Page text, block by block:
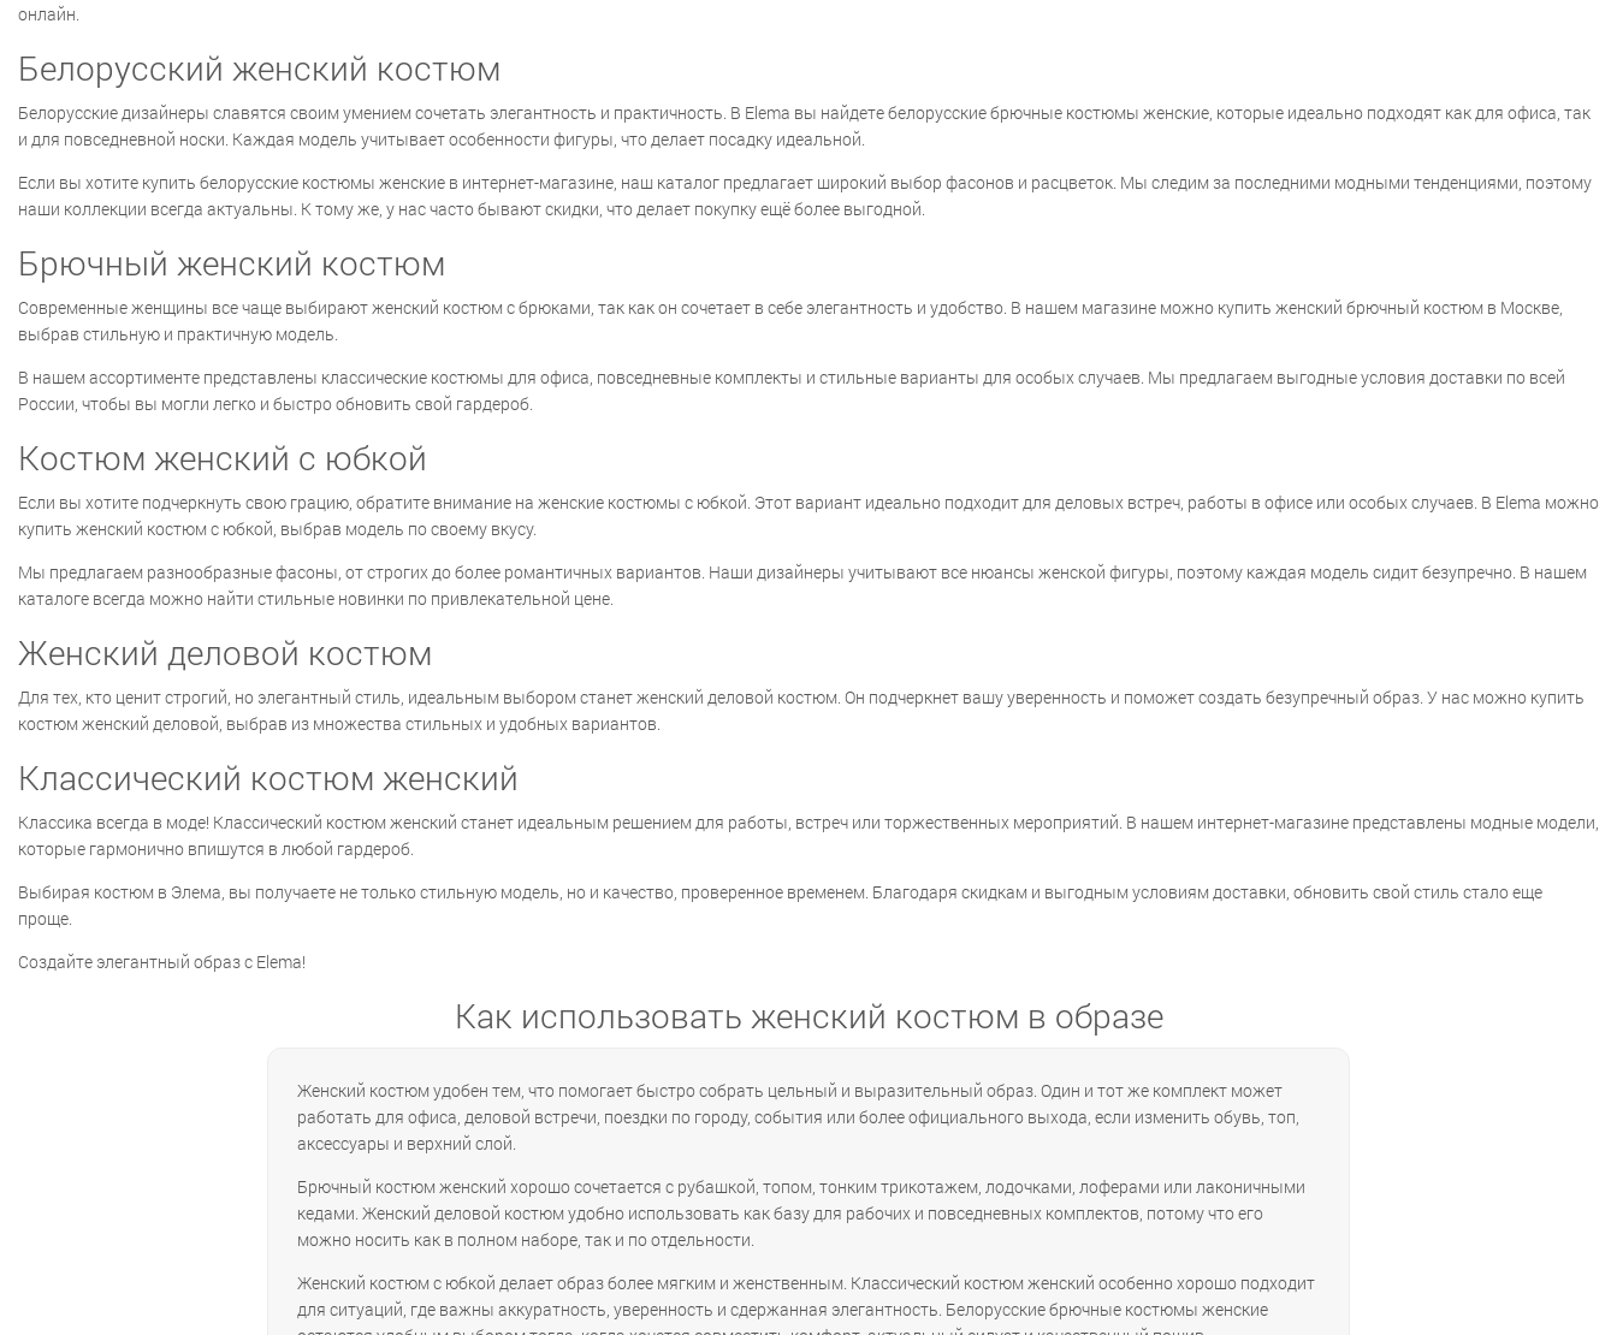
онлайн.
Белорусский женский костюм
Белорусские дизайнеры славятся своим умением сочетать элегантность и практичность. В Elema вы найдете белорусские брючные костюмы женские, которые идеально подходят как для офиса, так
и для повседневной носки. Каждая модель учитывает особенности фигуры, что делает посадку идеальной.
Если вы хотите купить белорусские костюмы женские в интернет-магазине, наш каталог предлагает широкий выбор фасонов и расцветок. Мы следим за последними модными тенденциями, поэтому
наши коллекции всегда актуальны. К тому же, у нас часто бывают скидки, что делает покупку ещё более выгодной.
Брючный женский костюм
Современные женщины все чаще выбирают женский костюм с брюками, так как он сочетает в себе элегантность и удобство. В нашем магазине можно купить женский брючный костюм в Москве,
выбрав стильную и практичную модель.
В нашем ассортименте представлены классические костюмы для офиса, повседневные комплекты и стильные варианты для особых случаев. Мы предлагаем выгодные условия доставки по всей
России, чтобы вы могли легко и быстро обновить свой гардероб.
Костюм женский с юбкой
Если вы хотите подчеркнуть свою грацию, обратите внимание на женские костюмы с юбкой. Этот вариант идеально подходит для деловых встреч, работы в офисе или особых случаев. В Elema можно
купить женский костюм с юбкой, выбрав модель по своему вкусу.
Мы предлагаем разнообразные фасоны, от строгих до более романтичных вариантов. Наши дизайнеры учитывают все нюансы женской фигуры, поэтому каждая модель сидит безупречно. В нашем
каталоге всегда можно найти стильные новинки по привлекательной цене.
Женский деловой костюм
Для тех, кто ценит строгий, но элегантный стиль, идеальным выбором станет женский деловой костюм. Он подчеркнет вашу уверенность и поможет создать безупречный образ. У нас можно купить
костюм женский деловой, выбрав из множества стильных и удобных вариантов.
Классический костюм женский
Классика всегда в моде! Классический костюм женский станет идеальным решением для работы, встреч или торжественных мероприятий. В нашем интернет-магазине представлены модные модели,
которые гармонично впишутся в любой гардероб.
Выбирая костюм в Элема, вы получаете не только стильную модель, но и качество, проверенное временем. Благодаря скидкам и выгодным условиям доставки, обновить свой стиль стало еще
проще.
Создайте элегантный образ с Elema!
Как использовать женский костюм в образе
Женский костюм удобен тем, что помогает быстро собрать цельный и выразительный образ. Один и тот же комплект может
работать для офиса, деловой встречи, поездки по городу, события или более официального выхода, если изменить обувь, топ,
аксессуары и верхний слой.
Брючный костюм женский хорошо сочетается с рубашкой, топом, тонким трикотажем, лодочками, лоферами или лаконичными
кедами. Женский деловой костюм удобно использовать как базу для рабочих и повседневных комплектов, потому что его
можно носить как в полном наборе, так и по отдельности.
Женский костюм с юбкой делает образ более мягким и женственным. Классический костюм женский особенно хорошо подходит
для ситуаций, где важны аккуратность, уверенность и сдержанная элегантность. Белорусские брючные костюмы женские